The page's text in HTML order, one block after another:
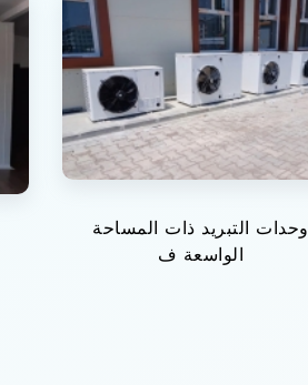
وحدات التبريد ذات المساحة
الواسعة ف